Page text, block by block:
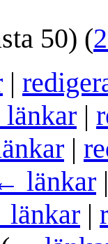
50) (
|
|
|
länkar
|